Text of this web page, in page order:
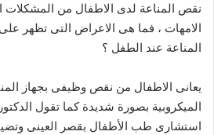
نقص المناعة لدى الاطفال من المشكلات
الامهات ، فما هى الاعراض التى تظهر
المناعة عند الطفل ؟
يعانى الاطفال من نقص وظيفى بجهاز
الميكروبية بصورة شديدة كما تقول
استشارى طب الأطفال بقصر العينى